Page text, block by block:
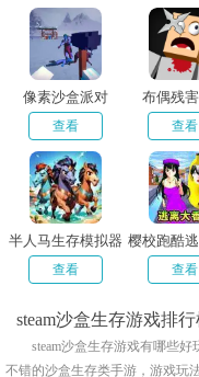
法，一起由玩家进行创造哦。沙
受探索和创造的乐趣。
像素沙盒派对
查看
布偶残
查看
半人马生存模拟器
查看
樱校跑酷
人
查看
steam沙盒生存游戏排
steam沙盒生存游戏有哪些
不错的沙盒生存类手游，游戏玩